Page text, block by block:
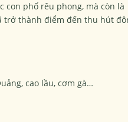
con phố rêu phong, mà còn là
trở thành điểm đến thu hút
cao lầu, cơm gà…